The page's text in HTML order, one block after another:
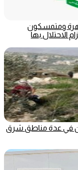
ومتمسكون
الاحتلال بها
في عدة مناطق شرق